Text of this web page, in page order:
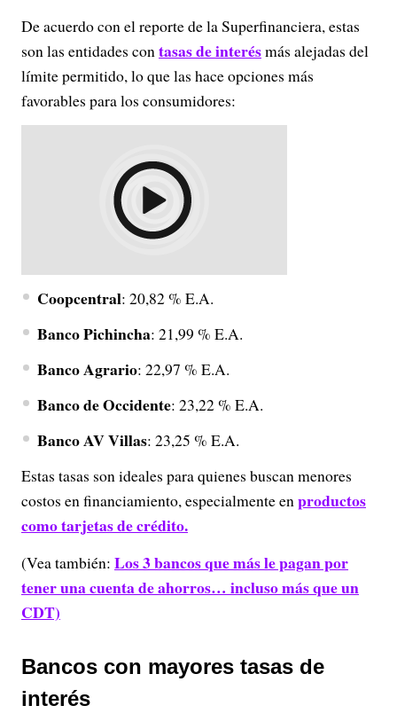
De acuerdo con el reporte de la Superfinanciera, estas
son las entidades contasas de interésmás alejadas del
límite permitido, lo que las hace opciones más
favorables para los consumidores:
Coopcentral: 20,82 % E.A.
Banco Pichincha: 21,99 % E.A.
Banco Agrario: 22,97 % E.A.
Banco de Occidente: 23,22 % E.A.
Banco AV Villas: 23,25 % E.A.
Estas tasas son ideales para quienes buscan menores
costos en financiamiento, especialmente enproductos
como tarjetas de crédito.
(Vea también: Los 3 bancos que más le pagan por
tener una cuenta de ahorros… incluso más que un
CDT)
Bancos con mayores tasas de
interés